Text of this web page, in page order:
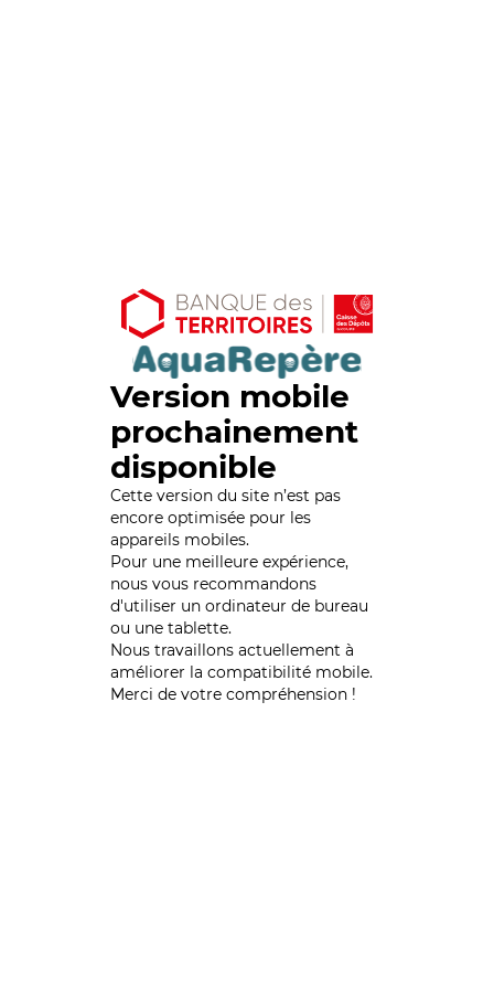
Version mobile
prochainement
disponible
Cette version du site n’est pas
encore optimisée pour les
appareils mobiles.
Pour une meilleure expérience,
nous vous recommandons
d'utiliser un ordinateur de bureau
ou une tablette.
Nous travaillons actuellement à
améliorer la compatibilité mobile.
Merci de votre compréhension !